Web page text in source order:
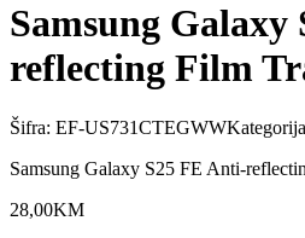
Samsung Galaxy
reflecting Film
Šifra: EF-US731CTEGWW
Samsung Galaxy S25 FE Anti-
28,00KM